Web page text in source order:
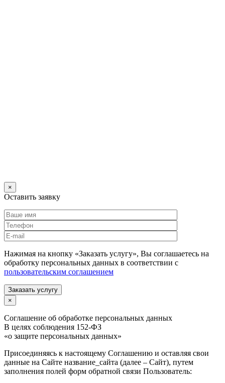
×
Оставить заявку
Нажимая на кнопку «Заказать услугу», Вы соглашаетесь на
обработку персональных данных в соответствии с
пользовательским соглашением
Заказать услугу
×
Соглашение об обработке персональных данных
В целях соблюдения 152-ФЗ
«о защите персональных данных»
Присоединяясь к настоящему Соглашению и оставляя свои
данные на Сайте название_сайта (далее – Сайт), путем
заполнения полей форм обратной связи Пользователь: